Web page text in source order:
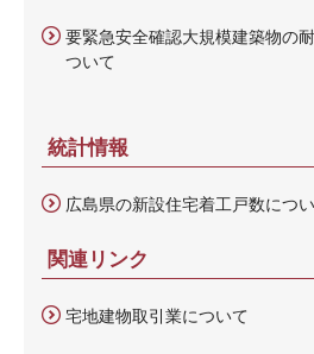
要緊急安全確認大規模建築物の
ついて
統計情報
広島県の新設住宅着工戸数につ
関連リンク
宅地建物取引業について